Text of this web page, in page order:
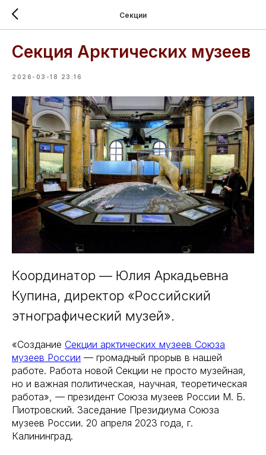
Секции
Секция Арктических музеев
2026-03-18 23:16
Координатор — Юлия Аркадьевна
Купина, директор «Российский
этнографический музей».
«Создание Секции арктических музеев Союза
музеев России — громадный прорыв в нашей
работе. Работа новой Секции не просто музейная,
но и важная политическая, научная, теоретическая
работа», — президент Союза музеев России М. Б.
Пиотровский. Заседание Президиума Союза
музеев России. 20 апреля 2023 года, г.
Калининград.